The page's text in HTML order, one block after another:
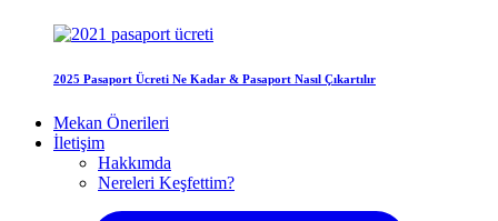
2025 Pasaport Ücreti Ne Kadar & Pasaport Nasıl Çıkartılır
Mekan Önerileri
İletişim
Hakkımda
Nereleri Keşfettim?